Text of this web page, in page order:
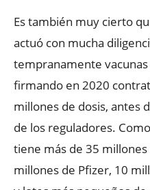
Es también muy cierto
actuó con mucha
tempranamente
firmando en 2020
millones de dosis, antes
de los reguladores.
tiene más de 35 millones
millones de Pfizer, 10